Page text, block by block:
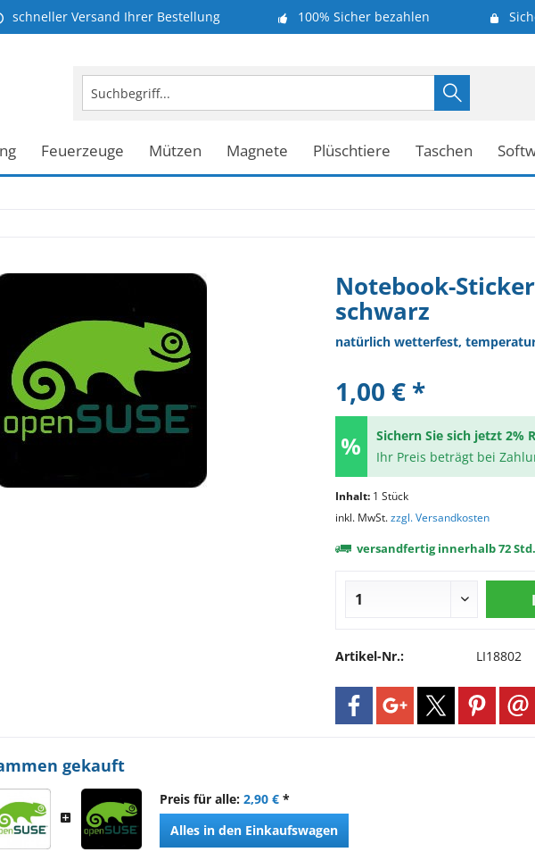
schneller Versand Ihrer Bestellung 100% Sicher bezahlen
Feuerzeuge Mützen Magnete Plüschtiere Taschen
Notebook-Sticker
schwarz
natürlich wetterfest,
1,00 € *
Sichern Sie sich jetzt 2%
Ihr Preis beträgt bei
Inhalt: 1 Stück
inkl. MwSt.zzgl. Versandkosten
versandfertig innerhalb 72 Std.
Artikel-Nr.: LI18802
gekauft
Preis für alle: 2,90 € *
Alles in den Einkaufswagen